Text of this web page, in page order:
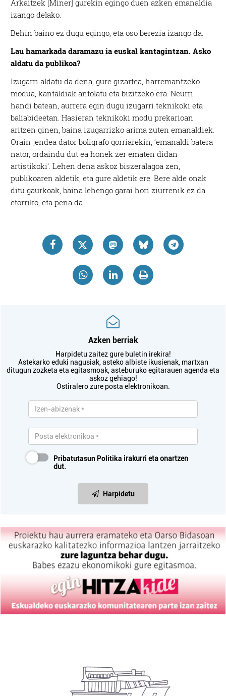
Arkaitzek [Miner] gurekin egingo duen azken emanaldia
izango delako.
Behin baino ez dugu egingo, eta oso berezia izango da.
Lau hamarkada daramazu ia euskal kantagintzan. Asko
aldatu da publikoa?
Izugarri aldatu da dena, gure gizartea, harremantzeko
modua, kantaldiak antolatu eta bizitzeko era. Neurri
handi batean, aurrera egin dugu izugarri teknikoki eta
baliabideetan. Hasieran teknikoki modu prekarioan
aritzen ginen, baina izugarrizko arima zuten emanaldiek.
Orain jendea dator boligrafo gorriarekin, ‘emanaldi batera
nator, ordaindu dut ea honek zer ematen didan
artistikoki’. Lehen dena askoz biszeralagoa zen,
publikoaren aldetik, eta gure aldetik ere. Bere alde onak
ditu gaurkoak, baina lehengo garai hori ziurrenik ez da
etorriko, eta pena da.
Azken berriak
Harpidetu zaitez gure buletin irekira!
Astekarko eduki nagusiak, asteko albiste ikusienak, martxan
ditugun zozketa eta egitasmoak, asteburuko egitarauen agenda eta
askoz gehiago!
Ostiralero zure posta elektronikoan.
Pribatutasun Politika irakurri eta onartzen
dut.
Harpidetu